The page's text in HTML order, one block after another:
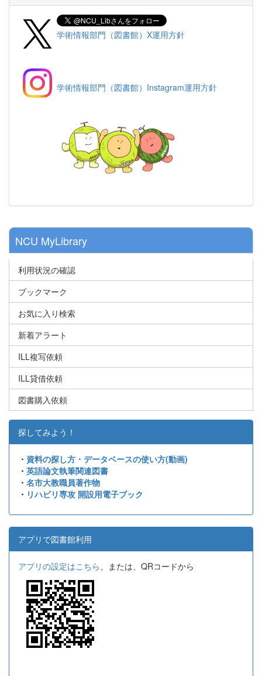
学術情報部門（図書館）X運用方針
学術情報部門（図書館）Instagram運用方針
NCU MyLibrary
利用状況の確認
ブックマーク
お気に入り検索
新着アラート
ILL複写依頼
ILL貸借依頼
図書購入依頼
探してみよう！
・ 資料の探し方・データベースの使い方(動画)
・ 英語論文執筆関連図書
・ 名市大教職員著作物
・ リハビリ専攻 開設用電子ブック
アプリで図書館利用
アプリの設定はこちら 、または、QRコードから